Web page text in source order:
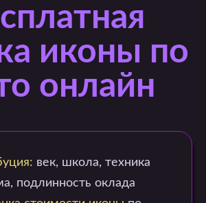
иконы по
онлайн
век, школа, техника
подлинность оклада